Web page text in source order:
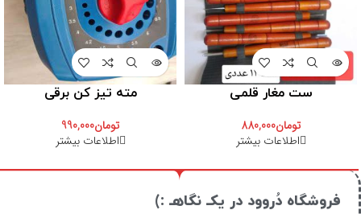
ست مغار قلمی
تومان880,000
اطلاعات بیشتر
مته تیز کن برقی
تومان990,000
اطلاعات بیشتر
فروشگاه دُروود در یکـ نگاهـ :)